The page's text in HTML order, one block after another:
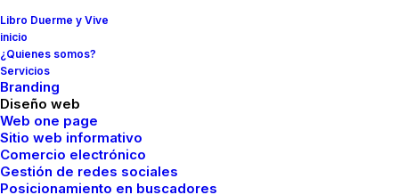
Libro Duerme y Vive
inicio
¿Quienes somos?
Servicios
Branding
Diseño web
Web one page
Sitio web informativo
Comercio electrónico
Gestión de redes sociales
Posicionamiento en buscadores